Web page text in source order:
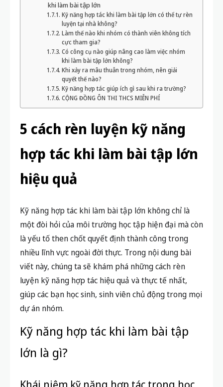
khi làm bài tập lớn
Kỹ năng hợp tác khi làm bài tập lớn có thể tự rèn
luyện tại nhà không?
Làm thế nào khi nhóm có thành viên không tích
cực tham gia?
Có công cụ nào giúp nâng cao làm việc nhóm
khi làm bài tập lớn không?
Khi xảy ra mâu thuẫn trong nhóm, nên giải
quyết thế nào?
Kỹ năng hợp tác giúp ích gì sau khi ra trường?
CỘNG ĐỒNG ÔN THI THCS MIỄN PHÍ
5 cách rèn luyện kỹ năng
hợp tác khi làm bài tập lớn
hiệu quả
Kỹ năng hợp tác khi làm bài tập lớn không chỉ là
một đòi hỏi của môi trường học tập hiện đại mà còn
là yếu tố then chốt quyết định thành công trong
nhiều lĩnh vực ngoài đời thực. Trong nội dung bài
viết này, chúng ta sẽ khám phá những cách rèn
luyện kỹ năng hợp tác hiệu quả và thực tế nhất,
giúp các bạn học sinh, sinh viên chủ động trong mọi
dự án nhóm.
Kỹ năng hợp tác khi làm bài tập
lớn là gì?